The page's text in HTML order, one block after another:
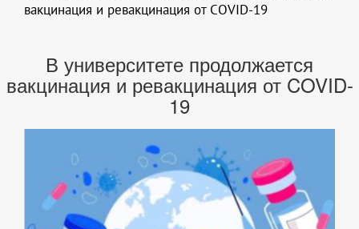
вакцинация и ревакцинация от COVID-19
В университете продолжается
вакцинация и ревакцинация от COVID-
19